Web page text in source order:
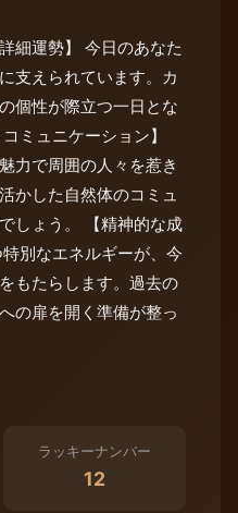
細運勢】 今日のあなた
支えられています。カ
個性が際立つ一日とな
ミュニケーション】
力で周囲の人々を惹き
かした自然体のコミュ
しょう。 【精神的な成
別なエネルギーが、今
もたらします。過去の
の扉を開く準備が整っ
ラッキーナンバー
12